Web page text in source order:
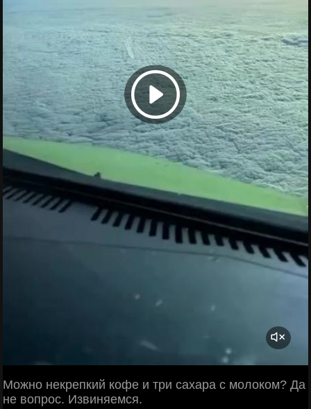
Можно некрепкий кофе и три сахара с молоком? Да
не вопрос. Извиняемся.